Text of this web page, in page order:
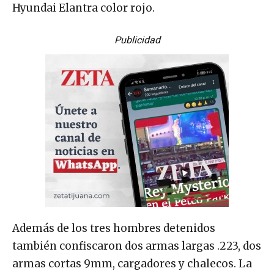
Hyundai Elantra color rojo.
Publicidad
Además de los tres hombres detenidos
también confiscaron dos armas largas .223, dos
armas cortas 9mm, cargadores y chalecos. La